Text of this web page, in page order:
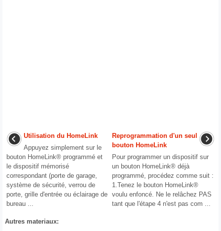
Utilisation du HomeLink
Appuyez simplement sur le
bouton HomeLink® programmé et
le dispositif mémorisé
correspondant (porte de garage,
système de sécurité, verrou de
porte, grille d'entrée ou éclairage de
bureau ...
Reprogrammation d'un seul
bouton HomeLink
Pour programmer un dispositif sur
un bouton HomeLink® déjà
programmé, procédez comme suit :
1.Tenez le bouton HomeLink®
voulu enfoncé. Ne le relâchez PAS
tant que l'étape 4 n'est pas com ...
Autres materiaux: